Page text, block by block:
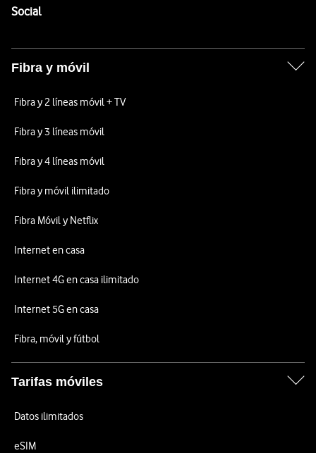
SocialEnlaces a las redes sociales de Vodafone
Fibra y móvil
Fibra y 2 líneas móvil + TV
Fibra y 3 líneas móvil
Fibra y 4 líneas móvil
Fibra y móvil ilimitado
Fibra Móvil y Netflix
Internet en casa
Internet 4G en casa ilimitado
Internet 5G en casa
Fibra, móvil y fútbol
Tarifas móviles
Datos ilimitados
eSIM